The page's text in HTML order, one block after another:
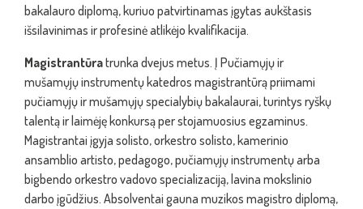
bakalauro diplomą, kuriuo patvirtinamas įgytas aukštasis
išsilavinimas ir profesinė atlikėjo kvalifikacija.
Magistrantūratrunka dvejus metus. Į Pučiamųjų ir
mušamųjų instrumentų katedros magistrantūrą priimami
pučiamųjų ir mušamųjų specialybių bakalaurai, turintys ryškų
talentą ir laimėję konkursą per stojamuosius egzaminus.
Magistrantai įgyja solisto, orkestro solisto, kamerinio
ansamblio artisto, pedagogo, pučiamųjų instrumentų arba
bigbendo orkestro vadovo specializaciją, lavina mokslinio
darbo įgūdžius. Absolventai gauna muzikos magistro diplomą,